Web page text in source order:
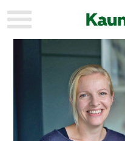
KAUPUNKI
AJANKOHTAISTA
HISTORIA